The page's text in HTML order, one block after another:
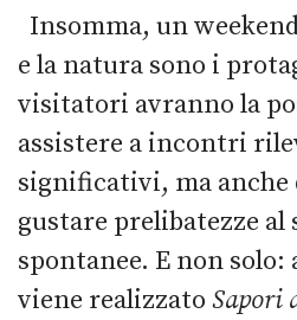
Insomma, un
e la natura sono i
visitatori avranno la
assistere a incontri
significativi, ma anche
gustare prelibatezze al
spontanee. E non solo:
viene realizzato Sapori